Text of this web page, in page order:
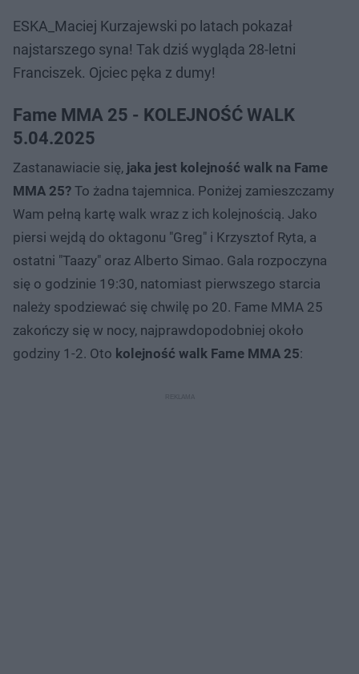
ESKA_Maciej Kurzajewski po latach pokazał
najstarszego syna! Tak dziś wygląda 28-letni
Franciszek. Ojciec pęka z dumy!
Fame MMA 25 - KOLEJNOŚĆ WALK
5.04.2025
Zastanawiacie się, jaka jest kolejność walk na Fame
MMA 25? To żadna tajemnica. Poniżej zamieszczamy
Wam pełną kartę walk wraz z ich kolejnością. Jako
piersi wejdą do oktagonu "Greg" i Krzysztof Ryta, a
ostatni "Taazy" oraz Alberto Simao. Gala rozpoczyna
się o godzinie 19:30, natomiast pierwszego starcia
należy spodziewać się chwilę po 20. Fame MMA 25
zakończy się w nocy, najprawdopodobniej około
godziny 1-2. Oto kolejność walk Fame MMA 25: